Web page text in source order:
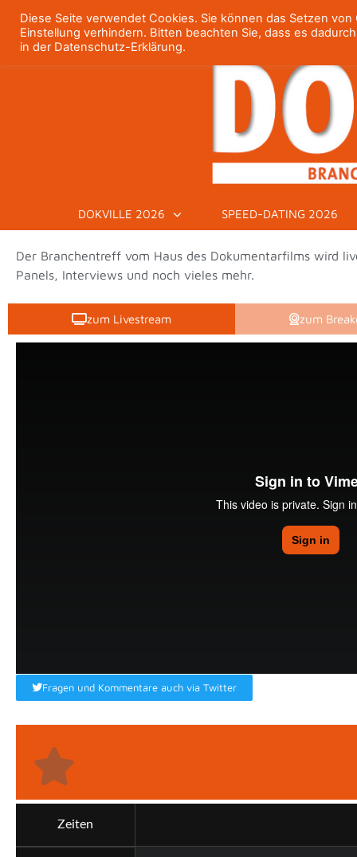
DOKVILLE 2026 SPEED-DATING 2026
Der Branchentreff vom Haus des Dokumentarfilms wird
Panels, Interviews und noch vieles mehr.
zum Livestream zum
Fragen und Kommentare auch via Twitter
Zeiten
Diese Seite verwendet Cookies. Sie können das Setzen
Einstellung verhindern. Bitten beachten Sie, dass es
in der Datenschutz-Erklärung.